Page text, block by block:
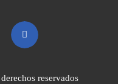
reservados